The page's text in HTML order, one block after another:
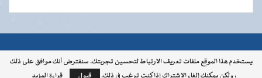
جميــــع جميع الحقوق محفوظة © 2026 - الوكالة الموريتانية للأنباء
يستخدم هذا الموقع ملفات تعريف الارتباط لتحسين تجربتك. سنفترض أنك موافق على ذلك
، ولكن يمكنك إلغاء الاشتراك إذا كنت ترغب في ذلك.
قبول قراءة المزيد